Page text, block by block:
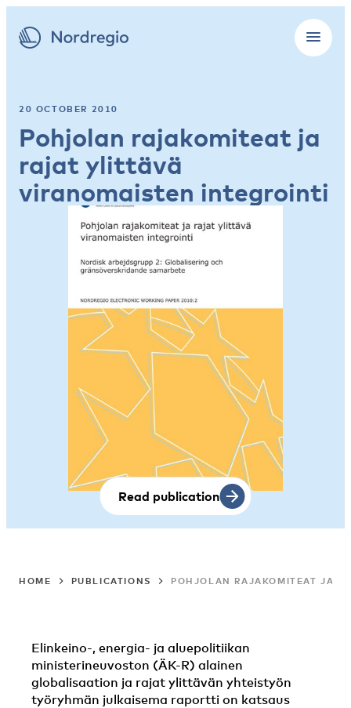
20 OCTOBER 2010
Pohjolan rajakomiteat ja
rajat ylittävä
viranomaisten integrointi
Read publication
HOME PUBLICATIONS POHJOLAN RAJAKOMITEAT JA
Elinkeino-, energia- ja aluepolitiikan
ministerineuvoston (ÄK-R) alainen
globalisaation ja rajat ylittävän yhteistyön
työryhmän julkaisema raportti on katsaus